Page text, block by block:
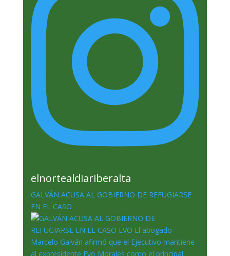
elnortealdiariberalta
GALVÁN ACUSA AL GOBIERNO DE REFUGIARSE
EN EL CASO